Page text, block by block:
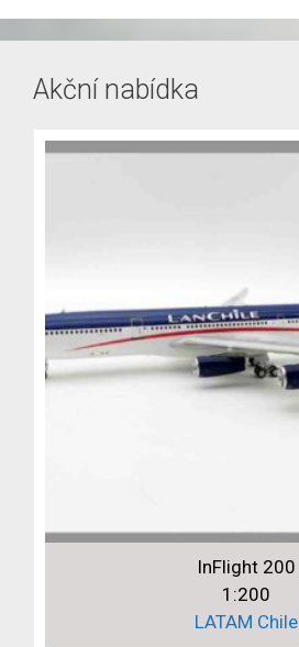
Akční nabídka
InFlight 200
1:200
LATAM Chile